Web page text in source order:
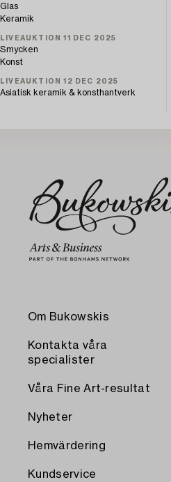
Glas
Keramik
LIVEAUKTION 11 DEC 2025
Smycken
Konst
LIVEAUKTION 12 DEC 2025
Asiatisk keramik & konsthantverk
Om Bukowskis
Kontakta våra
specialister
Våra Fine Art-resultat
Nyheter
Hemvärdering
Kundservice